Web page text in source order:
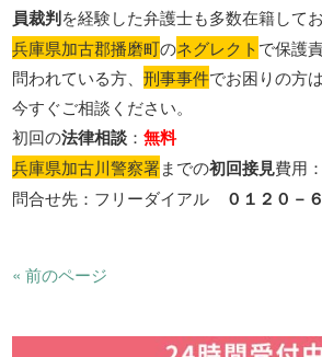
員裁判を経験した弁護士も多数在籍してお
兵庫県加古郡播磨町のネグレクトで保護
問われている方、刑事事件でお困りの方
今すぐご相談ください。
初回の法律相談 ：無料
兵庫県加古川警察署までの初回接見費用
問合せ先：フリーダイアル
０１２０－
« 前のページ